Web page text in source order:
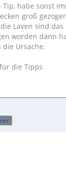
habe sonst
groß
Laven sind
worden dann
Ursache.
die Tipps